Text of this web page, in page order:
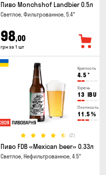
Пиво Monchshof Landbier 0.5л
Светлое, Фильтрованное, 5.4°
98,00
грн за 1 шт
Крепость
4.5 °
Горечь
13 IBU
Плотность
11.5 %
(2)
Пиво FDB «Mexican beer» 0.33л
Светлое, Нефильтрованное, 4.5°